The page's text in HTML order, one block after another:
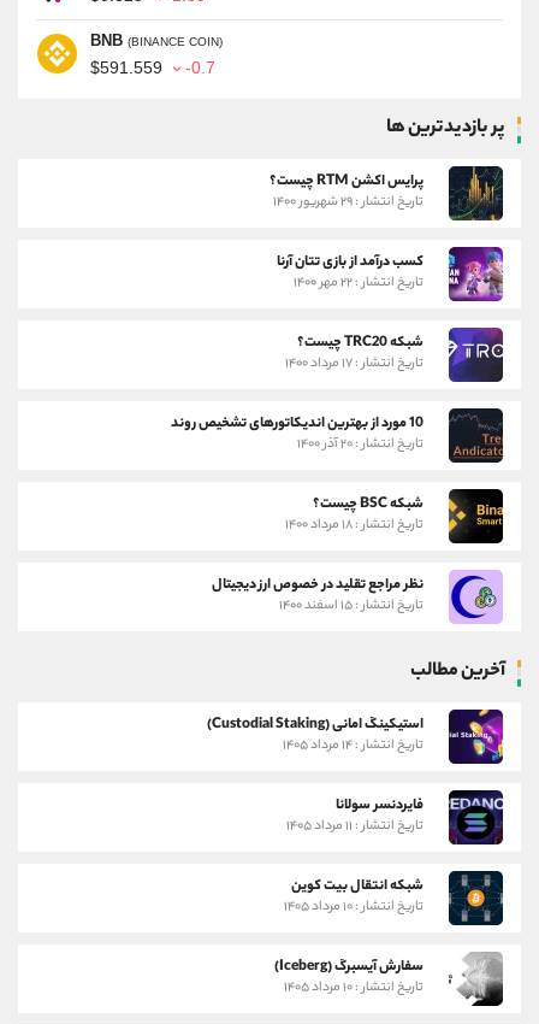
BNB (BINANCE COIN)
$591.559 -0.7
پر بازدیدترین ها
پرایس اکشن RTM چیست؟
تاریخ انتشار : ۲۹ شهریور ۱۴۰۰
کسب درآمد از بازی تتان آرنا
تاریخ انتشار : ۲۲ مهر ۱۴۰۰
شبکه TRC20 چیست؟
تاریخ انتشار : ۱۷ مرداد ۱۴۰۰
10 مورد از بهترین اندیکاتورهای تشخیص روند
تاریخ انتشار : ۲۰ آذر ۱۴۰۰
شبکه BSC چیست؟
تاریخ انتشار : ۱۸ مرداد ۱۴۰۰
نظر مراجع تقلید در خصوص ارز دیجیتال
تاریخ انتشار : ۱۵ اسفند ۱۴۰۰
آخرین مطالب
استیکینگ امانی (Custodial Staking)
تاریخ انتشار : ۱۴ مرداد ۱۴۰۵
فایردنسر سولانا
تاریخ انتشار : ۱۱ مرداد ۱۴۰۵
شبکه انتقال بیت کوین
تاریخ انتشار : ۱۰ مرداد ۱۴۰۵
سفارش آیسبرگ (Iceberg)
تاریخ انتشار : ۱۰ مرداد ۱۴۰۵